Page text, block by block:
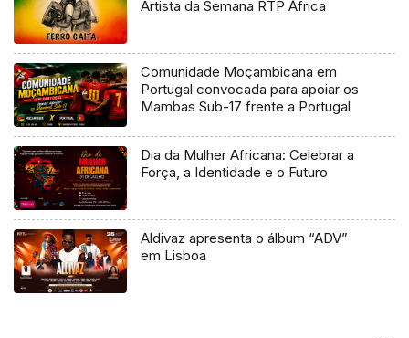
Artista da Semana RTP África
Comunidade Moçambicana em
Portugal convocada para apoiar os
Mambas Sub-17 frente a Portugal
Dia da Mulher Africana: Celebrar a
Força, a Identidade e o Futuro
Aldivaz apresenta o álbum “ADV”
em Lisboa